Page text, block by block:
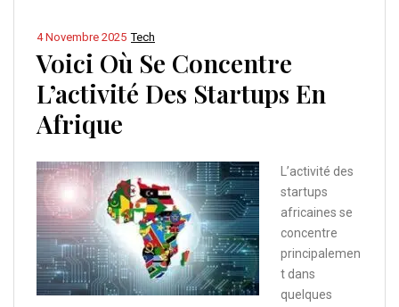
Tech
4 Novembre 2025
Voici Où Se Concentre
L’activité Des Startups En
Afrique
L’activité des
startups
africaines se
concentre
principalemen
t dans
quelques